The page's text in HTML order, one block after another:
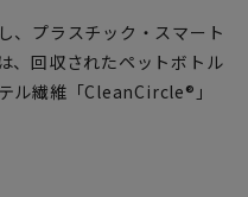
、プラスチック・スマート
、回収されたペットボトル
ル繊維「CleanCircle®」